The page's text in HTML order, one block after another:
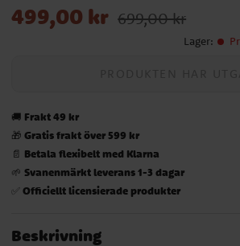
Nuvarande pris
499,00 kr 699,00 kr
Lager:
🚚 Frakt 49 kr
🎁 Gratis frakt över 599 kr
📄 Betala flexibelt med Klarna
🌱 Svanenmärkt leverans 1-3 dagar
✅ Officiellt licensierade produkter
Beskrivning